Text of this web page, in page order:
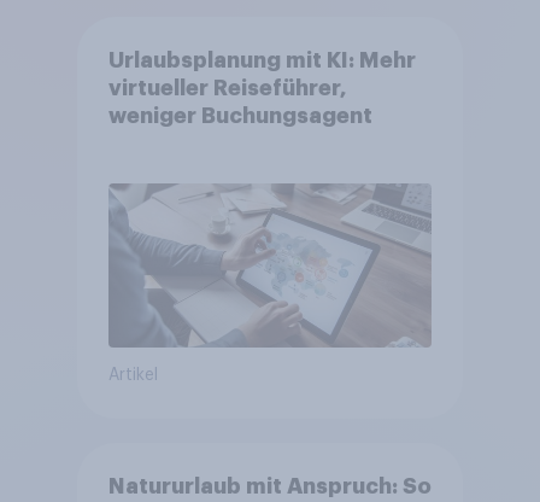
Urlaubsplanung mit KI: Mehr
virtueller Reiseführer,
weniger Buchungsagent
Artikel
Natururlaub mit Anspruch: So